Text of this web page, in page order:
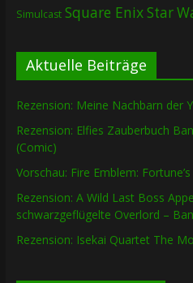
Simulcast Square EnixStar
Aktuelle Beiträge
Rezension: Meine Nachbarn der
Rezension: Elfies Zauberbuch
(Comic)
Vorschau: Fire Emblem:
Rezension: A Wild Last Boss
schwarzgeflügelte Overlord –
Rezension: Isekai Quartet The